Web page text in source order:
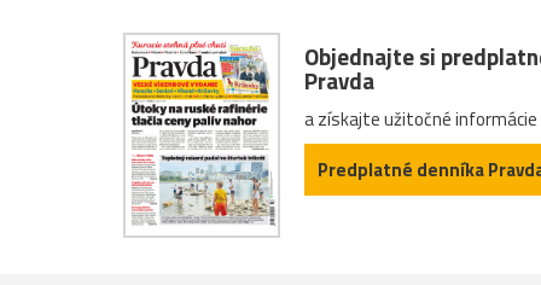
Objednajte si
Pravda
a získajte užitočné informácie
Predplatné denníka